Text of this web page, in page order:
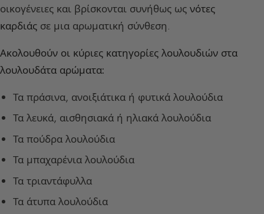
οικογένειες και βρίσκονται συνήθως ως νότες
καρδιάς σε μια αρωματική σύνθεση.
Ακολουθούν οι κύριες κατηγορίες λουλουδιών στα
λουλουδάτα αρώματα:
Τα πράσινα, ανοιξιάτικα ή φυτικά λουλούδια
Τα λευκά, αισθησιακά ή ηλιακά λουλούδια
Τα πούδρα λουλούδια
Τα μπαχαρένια λουλούδια
Τα τριαντάφυλλα
Τα άτυπα λουλούδια